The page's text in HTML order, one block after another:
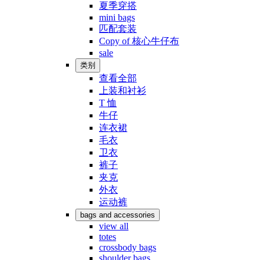
夏季穿搭
mini bags
匹配套装
Copy of 核心牛仔布
sale
类别
查看全部
上装和衬衫
T 恤
牛仔
连衣裙
毛衣
卫衣
裤子
夹克
外衣
运动裤
bags and accessories
view all
totes
crossbody bags
shoulder bags